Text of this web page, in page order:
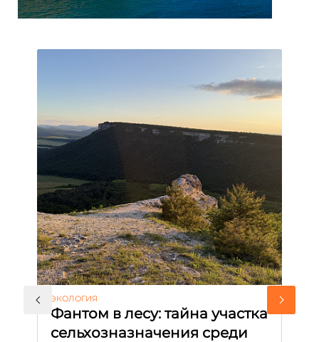
ЭКОЛОГИЯ
Фантом в лесу: тайна участка
сельхозназначения среди